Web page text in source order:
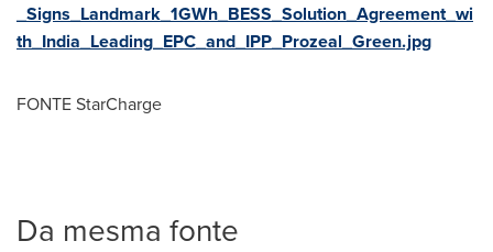
_Signs_Landmark_1GWh_BESS_Solution_Agreement_wi
th_India_Leading_EPC_and_IPP_Prozeal_Green.jpg
FONTE StarCharge
Da mesma fonte